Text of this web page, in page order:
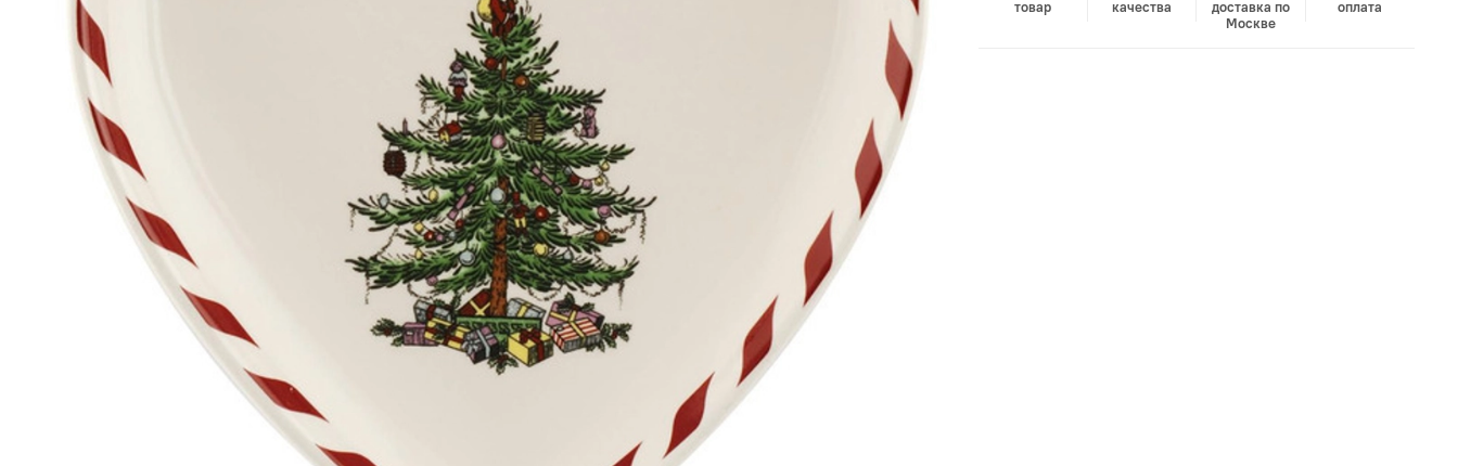
товар
качества
доставка по
Москве
оплата